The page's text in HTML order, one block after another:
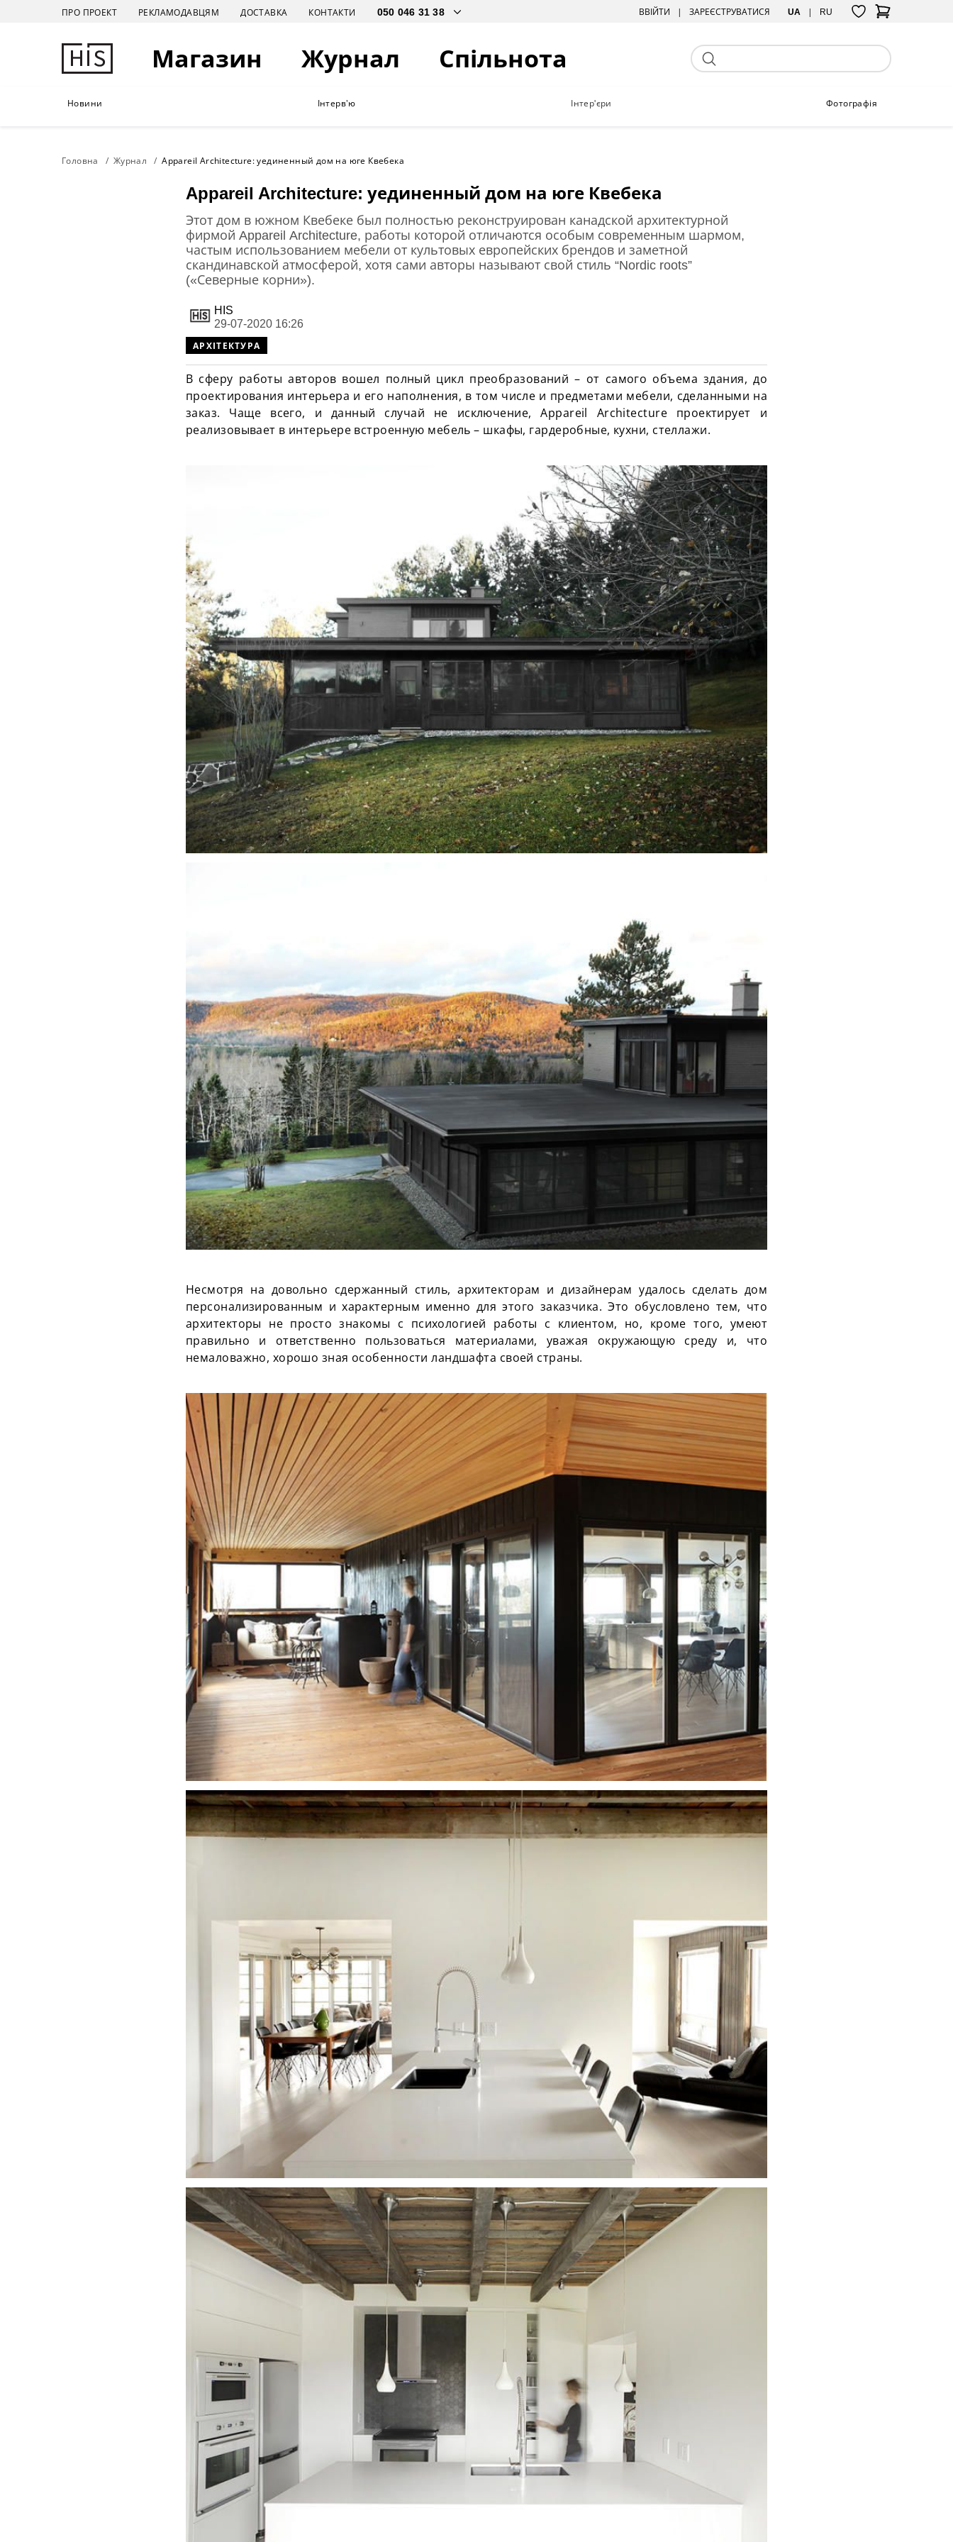
ПРО ПРОЕКТ РЕКЛАМОДАВЦЯМ ДОСТАВКА КОНТАКТИ ВВІЙТИ ЗАРЕЄСТРУВАТИСЯ UA RU
Магазин Журнал Спільнота
Новини Інтерв’ю Інтер'єри Фотографія
Головна Журнал Appareil Architecture: уединенный дом на юге Квебека
Appareil Architecture: уединенный дом на юге Квебека
Этот дом в южном Квебеке был полностью реконструирован канадской архитектурной
фирмой Appareil Architecture, работы которой отличаются особым современным шармом,
частым использованием мебели от культовых европейских брендов и заметной
скандинавской атмосферой, хотя сами авторы называют свой стиль “Nordic roots”
(«Северные корни»).
HIS
29-07-2020 16:26
АРХІТЕКТУРА
В сферу работы авторов вошел полный цикл преобразований – от самого объема здания, до
проектирования интерьера и его наполнения, в том числе и предметами мебели, сделанными на
заказ. Чаще всего, и данный случай не исключение, Appareil Architecture проектирует и
реализовывает в интерьере встроенную мебель – шкафы, гардеробные, кухни, стеллажи.
Несмотря на довольно сдержанный стиль, архитекторам и дизайнерам удалось сделать дом
персонализированным и характерным именно для этого заказчика. Это обусловлено тем, что
архитекторы не просто знакомы с психологией работы с клиентом, но, кроме того, умеют
правильно и ответственно пользоваться материалами, уважая окружающую среду и, что
немаловажно, хорошо зная особенности ландшафта своей страны.